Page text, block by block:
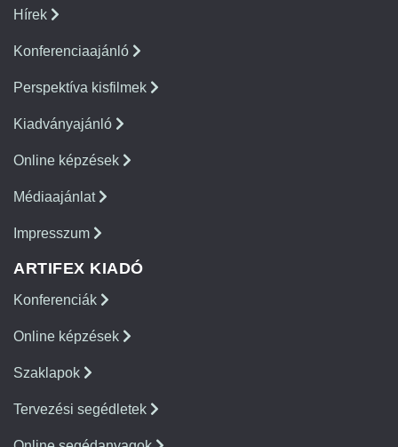
Hírek
Konferenciaajánló
Perspektíva kisfilmek
Kiadványajánló
Online képzések
Médiaajánlat
Impresszum
ARTIFEX KIADÓ
Konferenciák
Online képzések
Szaklapok
Tervezési segédletek